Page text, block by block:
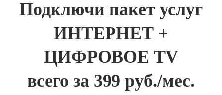
Подключи пакет услуг
ИНТЕРНЕТ +
ЦИФРОВОЕ TV
всего за 399 руб./мес.